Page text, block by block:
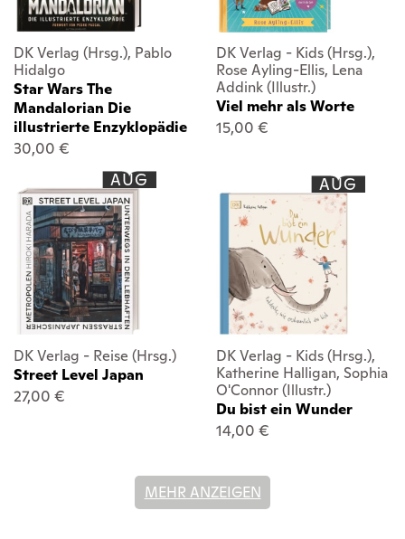
DK Verlag (Hrsg.), Pablo
Hidalgo
Star Wars The
Mandalorian Die
illustrierte Enzyklopädie
30,00 €
DK Verlag - Kids (Hrsg.),
Rose Ayling-Ellis, Lena
Addink (Illustr.)
Viel mehr als Worte
15,00 €
AUG
DK Verlag - Reise (Hrsg.)
Street Level Japan
27,00 €
AUG
DK Verlag - Kids (Hrsg.),
Katherine Halligan, Sophia
O'Connor (Illustr.)
Du bist ein Wunder
14,00 €
MEHR ANZEIGEN